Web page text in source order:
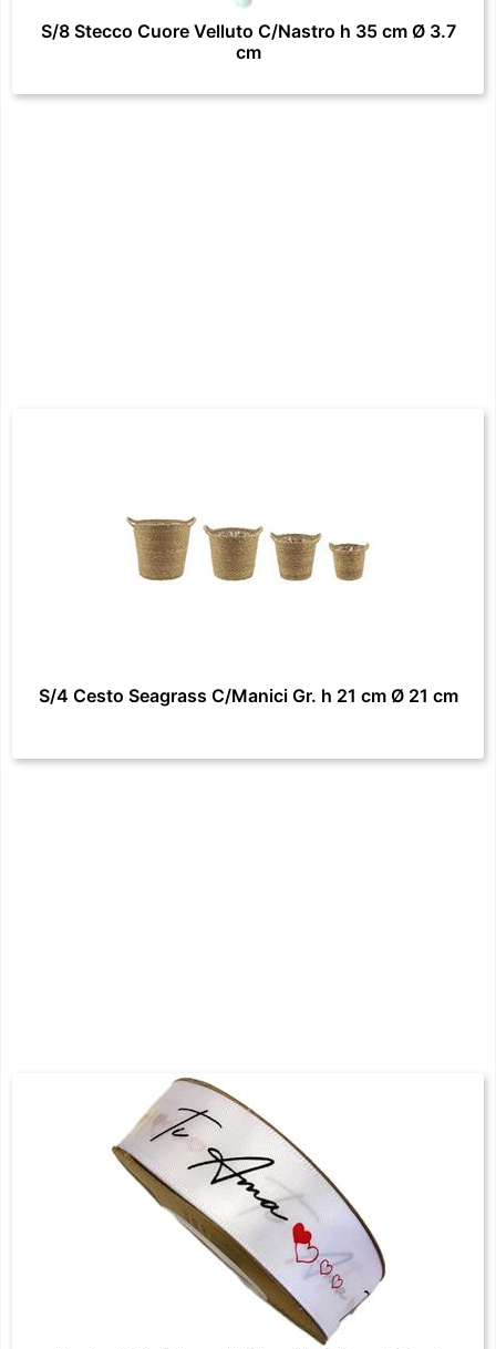
S/8 Stecco Cuore Velluto C/Nastro h 35 cm Ø 3.7
cm
S/4 Cesto Seagrass C/Manici Gr. h 21 cm Ø 21 cm